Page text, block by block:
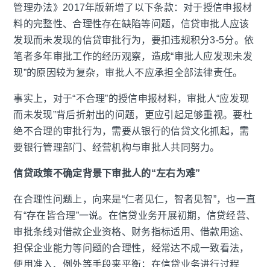
管理办法》2017年版新增了以下条款：对于授信申报材
料的完整性、合理性存在缺陷等问题，信贷审批人应该
发现而未发现的信贷审批行为，要扣违规积分3-5分。依
笔者多年审批工作的经历观察，造成“审批人应发现未发
现”的原因较为复杂，审批人不应承担全部法律责任。
事实上，对于“不合理”的授信申报材料，审批人“应发现
而未发现”背后折射出的问题，更应引起足够重视。要杜
绝不合理的审批行为，需要从银行的信贷文化抓起，需
要银行管理部门、经营机构与审批人共同努力。
信贷政策不确定背景下审批人的“左右为难”
在合理性问题上，向来是“仁者见仁，智者见智”，也一直
有“存在皆合理”一说。在信贷业务开展初期，信贷经营、
审批条线对借款企业资格、财务指标适用、借款用途、
担保企业能力等问题的合理性，经常达不成一致看法，
便用准入、例外等手段来平衡；在信贷业务进行过程